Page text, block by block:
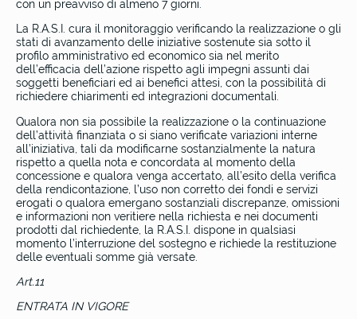
con un preavviso di almeno 7 giorni.
La R.A.S.I. cura il monitoraggio verificando la realizzazione o gli
stati di avanzamento delle iniziative sostenute sia sotto il
profilo amministrativo ed economico sia nel merito
dell’efficacia dell’azione rispetto agli impegni assunti dai
soggetti beneficiari ed ai benefici attesi, con la possibilità di
richiedere chiarimenti ed integrazioni documentali.
Qualora non sia possibile la realizzazione o la continuazione
dell’attività finanziata o si siano verificate variazioni interne
all’iniziativa, tali da modificarne sostanzialmente la natura
rispetto a quella nota e concordata al momento della
concessione e qualora venga accertato, all’esito della verifica
della rendicontazione, l’uso non corretto dei fondi e servizi
erogati o qualora emergano sostanziali discrepanze, omissioni
e informazioni non veritiere nella richiesta e nei documenti
prodotti dal richiedente, la R.A.S.I. dispone in qualsiasi
momento l’interruzione del sostegno e richiede la restituzione
delle eventuali somme già versate.
Art.11
ENTRATA IN VIGORE